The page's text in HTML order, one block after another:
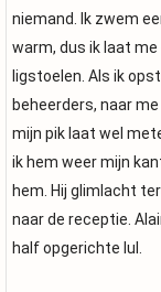
niemand. Ik zwem
warm, dus ik laat me
ligstoelen. Als ik
beheerders, naar
mijn pik laat wel
ik hem weer mijn
hem. Hij glimlacht
naar de receptie.
half opgerichte lul.